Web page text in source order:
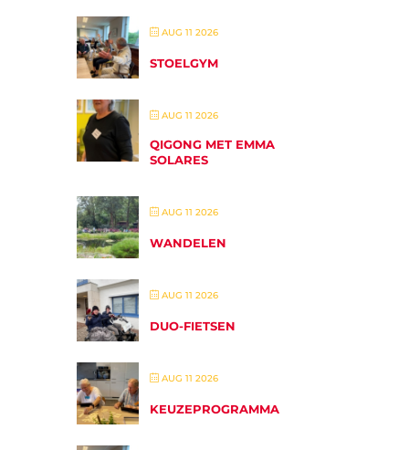
AUG 11 2026
STOELGYM
AUG 11 2026
QIGONG MET EMMA
SOLARES
AUG 11 2026
WANDELEN
AUG 11 2026
DUO-FIETSEN
AUG 11 2026
KEUZEPROGRAMMA